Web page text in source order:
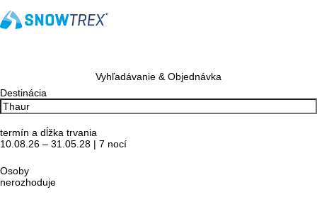
Vyhľadávanie & Objednávka
Destinácia
termín a dĺžka trvania
10.08.26 – 31.05.28 | 7 nocí
Osoby
nerozhoduje